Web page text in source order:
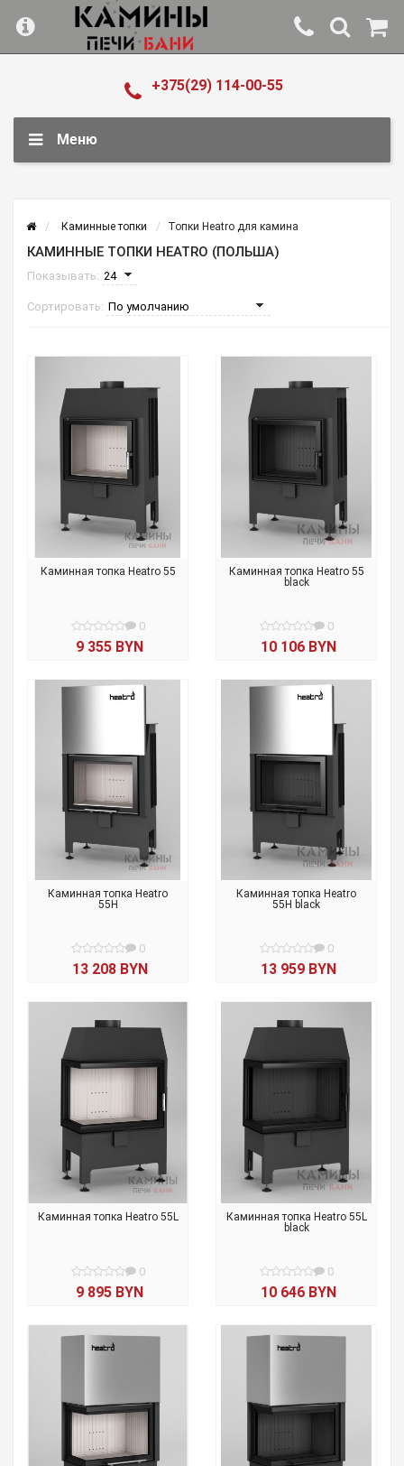
+375(29) 114-00-55
Меню
Каминные топки Топки Heatro для камина
КАМИННЫЕ ТОПКИ HEATRO (ПОЛЬША)
Показывать:
Сортировать:
Каминная топка Heatro 55
0
9 355 BYN
Каминная топка Heatro 55
black
0
10 106 BYN
Каминная топка Heatro
55H
0
13 208 BYN
Каминная топка Heatro
55H black
0
13 959 BYN
Каминная топка Heatro 55L
0
9 895 BYN
Каминная топка Heatro 55L
black
0
10 646 BYN